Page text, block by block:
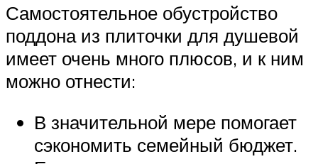
Самостоятельное обустройство
поддона из плиточки для душевой
имеет очень много плюсов, и к ним
можно отнести:
В значительной мере помогает
сэкономить семейный бюджет.